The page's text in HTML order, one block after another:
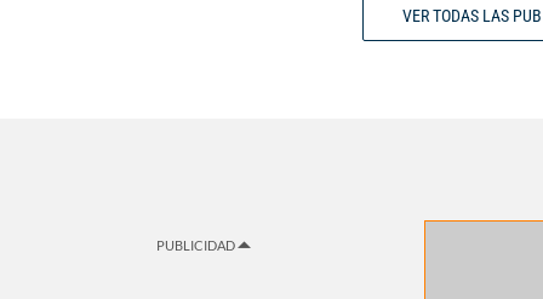
VER TODAS LAS
PUBLICIDAD